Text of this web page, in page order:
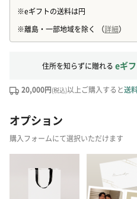
住所を知らずに贈れる eギ
20,000円(税込)以上ご購入すると送
オプション
購入フォームにて選択いただけます